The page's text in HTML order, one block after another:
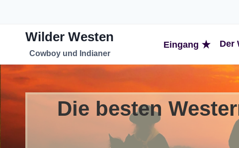
springenWilder Westen
Cowboy und Indianer
Eingang Der
Die besten